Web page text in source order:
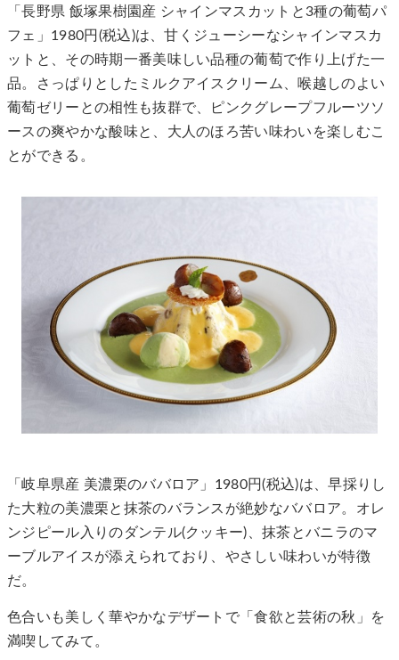
「長野県 飯塚果樹園産 シャインマスカットと3種の葡萄パ
フェ」1980円(税込)は、甘くジューシーなシャインマスカ
ットと、その時期一番美味しい品種の葡萄で作り上げた一
品。さっぱりとしたミルクアイスクリーム、喉越しのよい
葡萄ゼリーとの相性も抜群で、ピンクグレープフルーツソ
ースの爽やかな酸味と、大人のほろ苦い味わいを楽しむこ
とができる。
「岐阜県産 美濃栗のババロア」1980円(税込)は、早採りし
た大粒の美濃栗と抹茶のバランスが絶妙なババロア。オレ
ンジピール入りのダンテル(クッキー)、抹茶とバニラのマ
ーブルアイスが添えられており、やさしい味わいが特徴
だ。
色合いも美しく華やかなデザートで「食欲と芸術の秋」を
満喫してみて。